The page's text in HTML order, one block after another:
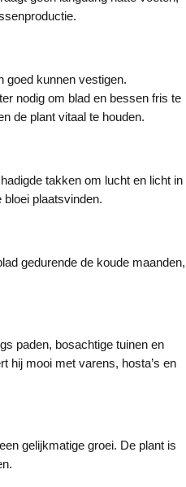
goed kunnen vestigen.
nodig om blad en bessen fris te
de plant vitaal te houden.
takken om lucht en licht in
plaatsvinden.
gedurende de koude maanden,
paden, bosachtige tuinen en
hij mooi met varens, hosta’s en
gelijkmatige groei. De plant is